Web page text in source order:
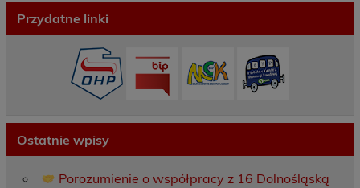
Przydatne linki
Ostatnie wpisy
Porozumienie o współpracy z 16 Dolnośląską